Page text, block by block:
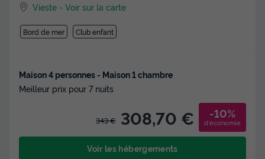
Vieste -Voir sur la carte
Bord de mer Club enfant
Maison 4 personnes - Maison 1 chambre
Meilleur prix pour 7 nuits
343 € 308,70 € -10%
d'économie
Voir les hébergements